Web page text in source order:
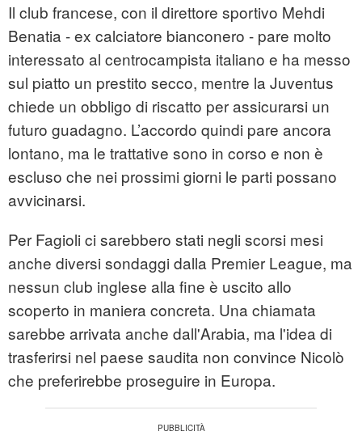
Il club francese, con il direttore sportivo Mehdi
Benatia - ex calciatore bianconero - pare molto
interessato al centrocampista italiano e ha messo
sul piatto un prestito secco, mentre la Juventus
chiede un obbligo di riscatto per assicurarsi un
futuro guadagno. L’accordo quindi pare ancora
lontano, ma le trattative sono in corso e non è
escluso che nei prossimi giorni le parti possano
avvicinarsi.
Per Fagioli ci sarebbero stati negli scorsi mesi
anche diversi sondaggi dalla Premier League, ma
nessun club inglese alla fine è uscito allo
scoperto in maniera concreta. Una chiamata
sarebbe arrivata anche dall'Arabia, ma l'idea di
trasferirsi nel paese saudita non convince Nicolò
che preferirebbe proseguire in Europa.